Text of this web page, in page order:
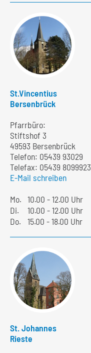
St.Vincentius
Bersenbrück
Pfarrbüro:
Stiftshof 3
49593 Bersenbrück
Telefon: 05439 93029
Telefax: 05439 8099923
E-Mail schreiben
Mo. 10.00 - 12.00 Uhr
Di.
10.00 - 12.00 Uhr
Do.
15.00 - 18.00 Uhr
St. Johannes
Rieste